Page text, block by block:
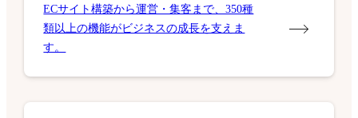
ECサイト構築から運営・集客まで、350種
類以上の機能がビジネスの成長を支えま
す。